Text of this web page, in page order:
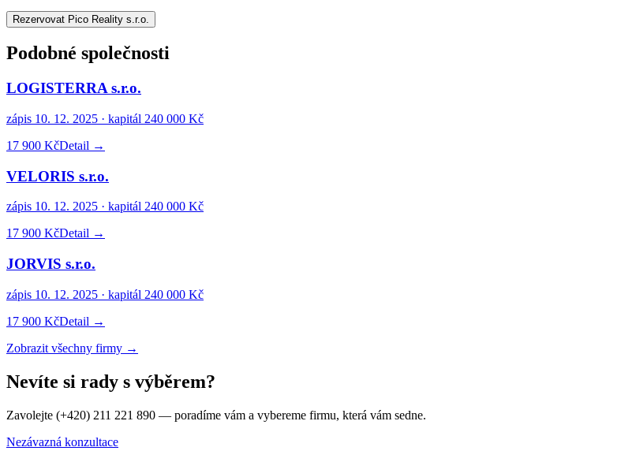
Rezervovat Pico Reality s.r.o.
Podobné společnosti
LOGISTERRA s.r.o.
zápis 10. 12. 2025 · kapitál 240 000 Kč
17 900 KčDetail →
VELORIS s.r.o.
zápis 10. 12. 2025 · kapitál 240 000 Kč
17 900 KčDetail →
JORVIS s.r.o.
zápis 10. 12. 2025 · kapitál 240 000 Kč
17 900 KčDetail →
Zobrazit všechny firmy →
Nevíte si rady s výběrem?
Zavolejte (+420) 211 221 890 — poradíme vám a vybereme firmu, která vám sedne.
Nezávazná konzultace